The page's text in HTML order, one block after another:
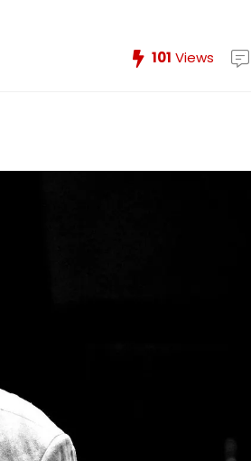
101 Views